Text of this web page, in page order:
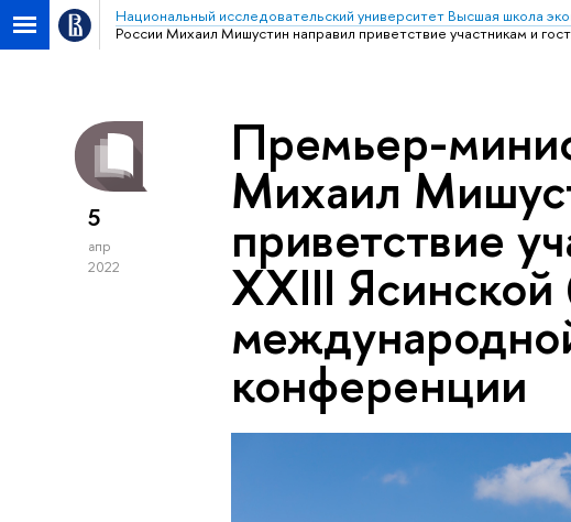
Национальный исследовательский университет Высшая школа
России Михаил Мишустин направил приветствие участникам и
5
апр
2022
Премьер-
Михаил
приветствие
XXIII
конференции